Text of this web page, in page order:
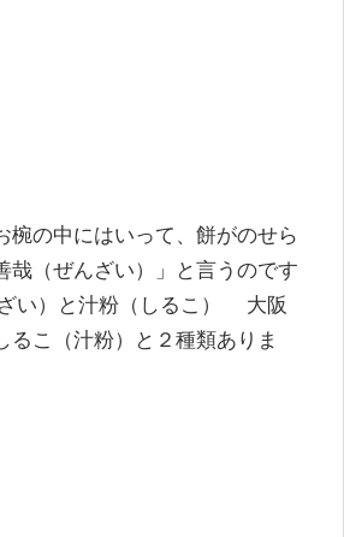
の中にはいって、餅がのせら
哉（ぜんざい）」と言うのです
い）と汁粉（しるこ） 大阪
るこ（汁粉）と２種類ありま